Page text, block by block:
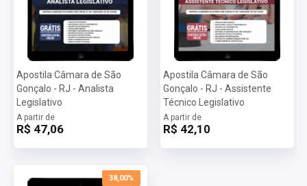
Apostila Câmara de São
Gonçalo - RJ - Analista
Legislativo
A partir de
R$ 47,06
Apostila Câmara de São
Gonçalo - RJ - Assistente
Técnico Legislativo
A partir de
R$ 42,10
38,00%